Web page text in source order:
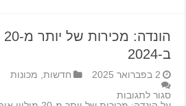
ב-2024
2 בפברואר 2025 חדשות, מכונות
סגור לתגובות